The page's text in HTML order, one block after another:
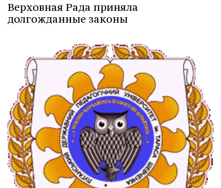
Верховная Рада приняла
долгожданные законы